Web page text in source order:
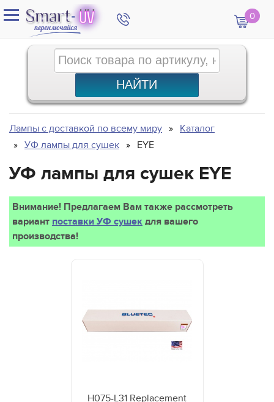
0
Лампы с доставкой по всему миру
Каталог
УФ лампы для сушек
EYE
УФ лампы для сушек EYE
Внимание! Предлагаем Вам также рассмотреть
вариант поставки УФ сушек для вашего
производства!
H075-L31 Replacement